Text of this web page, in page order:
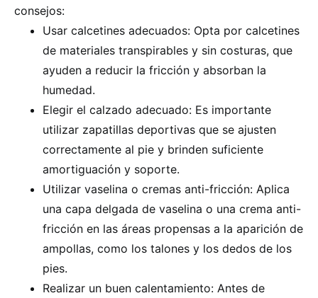
consejos:
Usar calcetines adecuados: Opta por calcetines
de materiales transpirables y sin costuras, que
ayuden a reducir la fricción y absorban la
humedad.
Elegir el calzado adecuado: Es importante
utilizar zapatillas deportivas que se ajusten
correctamente al pie y brinden suficiente
amortiguación y soporte.
Utilizar vaselina o cremas anti-fricción: Aplica
una capa delgada de vaselina o una crema anti-
fricción en las áreas propensas a la aparición de
ampollas, como los talones y los dedos de los
pies.
Realizar un buen calentamiento: Antes de